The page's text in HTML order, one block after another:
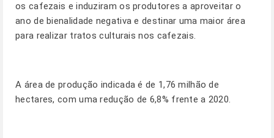
os cafezais e induziram os produtores a aproveitar o
ano de bienalidade negativa e destinar uma maior área
para realizar tratos culturais nos cafezais.
A área de produção indicada é de 1,76 milhão de
hectares, com uma redução de 6,8% frente a 2020.